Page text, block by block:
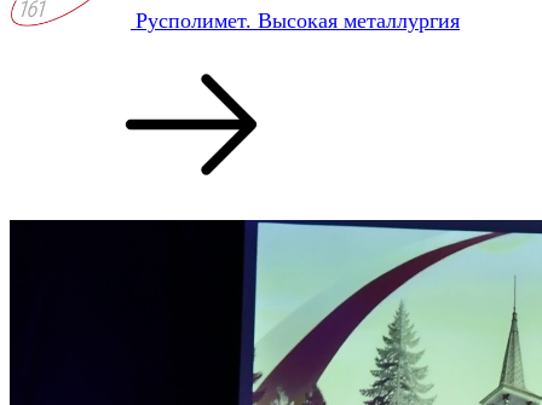
Русполимет. Высокая металлургия